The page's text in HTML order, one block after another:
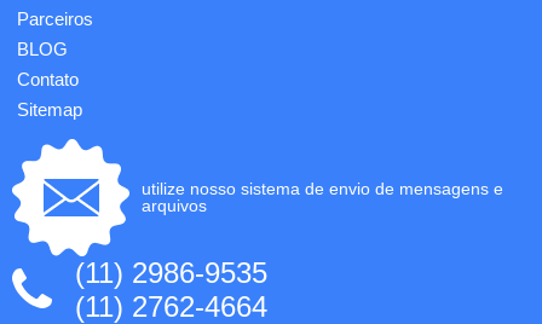
Parceiros
BLOG
Contato
Sitemap
utilize nosso sistema de envio de mensagens e
arquivos
(11) 2986-9535
(11) 2762-4664